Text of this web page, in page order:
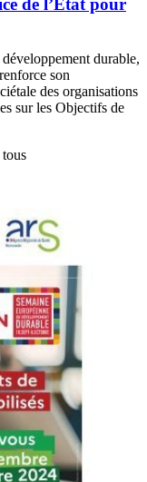
de l’Etat pour
durable,
son
des organisations
sur les Objectifs de